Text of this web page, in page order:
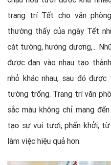
trang trí Tết cho văn
thường thấy của ngày Tết
cát tường, hướng dương,...
được đan vào nhau tạo
nhỏ khác nhau, sau đó
tường trống. Trang trí văn
sắc màu không chỉ mang
tạo sự vui tươi, phấn khởi,
làm việc hiệu quả hơn.